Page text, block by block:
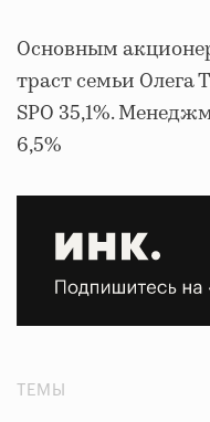
Основным
траст семьи Олега
SPO 35,1%.
6,5%
ТЕМЫ